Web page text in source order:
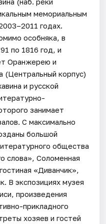
мемориальным
годах.
особняка, в
по 1816 год, и
Оранжерею и
(Центральный корпус)
и русской
занимает
С максимально
большой
общества
слова», Соломенная
«Диванчик»,
В экспозициях музея
произведения
прикладного
хозяев и гостей